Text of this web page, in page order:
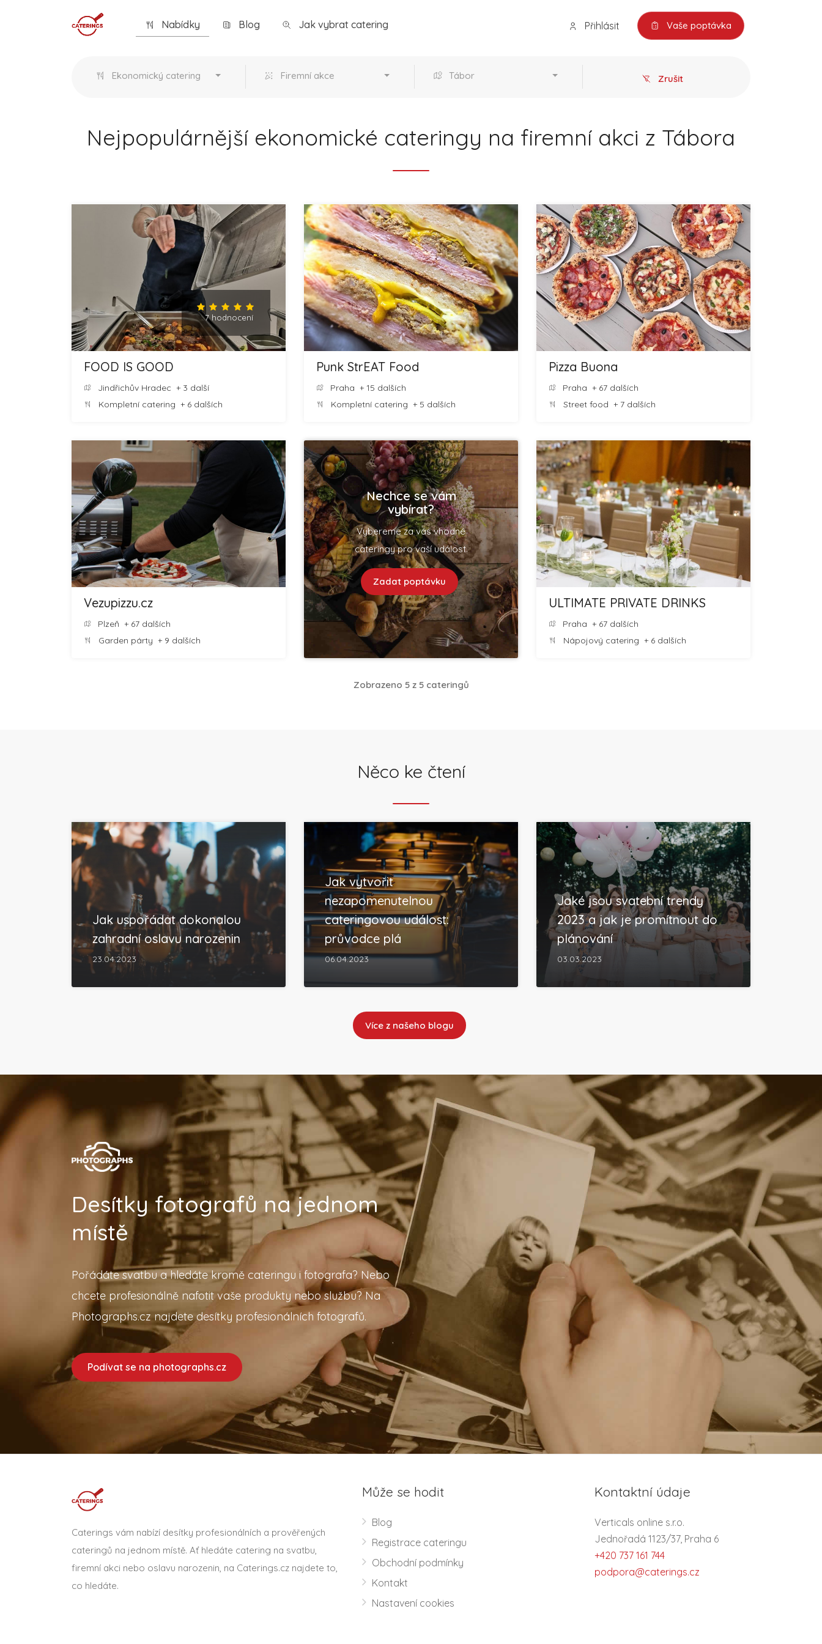
Nabídky Blog Jak vybrat catering Přihlásit Vaše poptávka
Ekonomický catering Firemní akce Tábor Zrušit
Nejpopulárnější ekonomické cateringy na firemní akci z Tábora
7 hodnocení
FOOD IS GOOD
Jindřichův Hradec + 3 další
Kompletní catering + 6 dalších
Punk StrEAT Food
Praha + 15 dalších
Kompletní catering + 5 dalších
Pizza Buona
Praha + 67 dalších
Street food + 7 dalších
Vezupizzu.cz
Plzeň + 67 dalších
Garden párty + 9 dalších
Nechce se vám
vybírat?
Vybereme za vás vhodné
cateringy pro vaší událost.
Zadat poptávku
ULTIMATE PRIVATE DRINKS
Praha + 67 dalších
Nápojový catering + 6 dalších
Zobrazeno 5 z 5 cateringů
Něco ke čtení
Jak uspořádat dokonalou
zahradní oslavu narozenin
23.04.2023
Jak vytvořit
nezapomenutelnou
cateringovou událost:
průvodce plá
06.04.2023
Jaké jsou svatební trendy
2023 a jak je promítnout do
plánování
03.03.2023
Více z našeho blogu
Desítky fotografů na jednom
místě
Pořádáte svatbu a hledáte kromě cateringu i fotografa? Nebo
chcete profesionálně nafotit vaše produkty nebo službu? Na
Photographs.cz najdete desítky profesionálních fotografů.
Podívat se na photographs.cz
Caterings vám nabízí desítky profesionálních a prověřených
cateringů na jednom místě. Ať hledáte catering na svatbu,
firemní akci nebo oslavu narozenin, na Caterings.cz najdete to,
co hledáte.
Může se hodit
Blog
Registrace cateringu
Obchodní podmínky
Kontakt
Nastavení cookies
Kontaktní údaje
Verticals online s.r.o.
Jednořadá 1123/37, Praha 6
+420 737 161 744
podpora@caterings.cz